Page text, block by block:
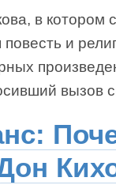
в котором
повесть и
вызов